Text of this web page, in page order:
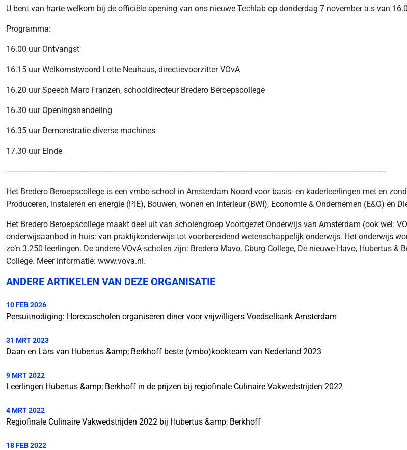
U bent van harte welkom bij de officiële opening van ons nieuwe Techlab op donderdag 7 november a.s van
Programma:
16.00 uur Ontvangst
16.15 uur Welkomstwoord Lotte Neuhaus, directievoorzitter VOvA
16.20 uur Speech Marc Franzen, schooldirecteur Bredero Beroepscollege
16.30 uur Openingshandeling
16.35 uur Demonstratie diverse machines
17.30 uur Einde
------------------------------------------------------------------------------------------------------------------------------------------------------------------------------------------
Het Bredero Beroepscollege is een vmbo-school in Amsterdam Noord voor basis- en kaderleerlingen met en
Produceren, instaleren en energie (PIE), Bouwen, wonen en interieur (BWI), Economie & Ondernemen (E&O) en
Het Bredero Beroepscollege maakt deel uit van scholengroep Voortgezet Onderwijs van Amsterdam (ook wel:
onderwijsaanbod in huis: van praktijkonderwijs tot voorbereidend wetenschappelijk onderwijs. Het onderwijs
zo’n 3.250 leerlingen. De andere VOvA-scholen zijn: Bredero Mavo, Cburg College, De nieuwe Havo, Hubertus
College. Meer informatie: www.vova.nl.
ANDERE ARTIKELEN VAN DEZE ORGANISATIE
10 FEB 2026
Persuitnodiging: Horecascholen organiseren diner voor vrijwilligers Voedselbank Amsterdam
31 MRT 2023
Daan en Lars van Hubertus &amp; Berkhoff beste (vmbo)kookteam van Nederland 2023
9 MRT 2022
Leerlingen Hubertus &amp; Berkhoff in de prijzen bij regiofinale Culinaire Vakwedstrijden 2022
4 MRT 2022
Regiofinale Culinaire Vakwedstrijden 2022 bij Hubertus &amp; Berkhoff
18 FEB 2022